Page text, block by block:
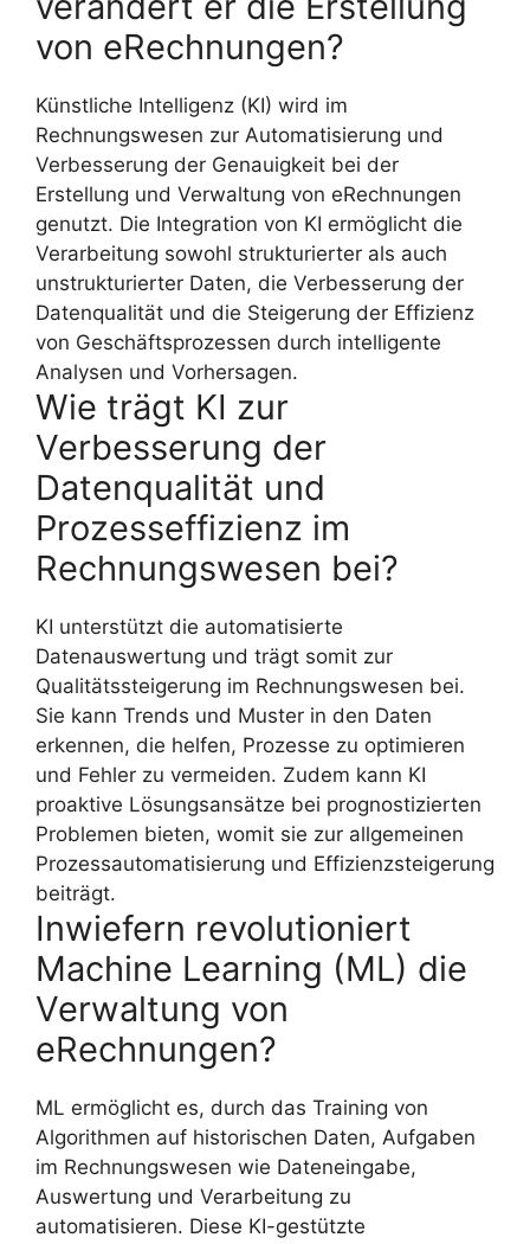
von eRechnungen?
Künstliche Intelligenz (KI) wird im
Rechnungswesen zur Automatisierung und
Verbesserung der Genauigkeit bei der
Erstellung und Verwaltung von eRechnungen
genutzt. Die Integration von KI ermöglicht die
Verarbeitung sowohl strukturierter als auch
unstrukturierter Daten, die Verbesserung der
Datenqualität und die Steigerung der Effizienz
von Geschäftsprozessen durch intelligente
Analysen und Vorhersagen.
Wie trägt KI zur
Verbesserung der
Datenqualität und
Prozesseffizienz im
Rechnungswesen bei?
KI unterstützt die automatisierte
Datenauswertung und trägt somit zur
Qualitätssteigerung im Rechnungswesen bei.
Sie kann Trends und Muster in den Daten
erkennen, die helfen, Prozesse zu optimieren
und Fehler zu vermeiden. Zudem kann KI
proaktive Lösungsansätze bei prognostizierten
Problemen bieten, womit sie zur allgemeinen
Prozessautomatisierung und Effizienzsteigerung
beiträgt.
Inwiefern revolutioniert
Machine Learning (ML) die
Verwaltung von
eRechnungen?
ML ermöglicht es, durch das Training von
Algorithmen auf historischen Daten, Aufgaben
im Rechnungswesen wie Dateneingabe,
Auswertung und Verarbeitung zu
automatisieren. Diese KI-gestützte